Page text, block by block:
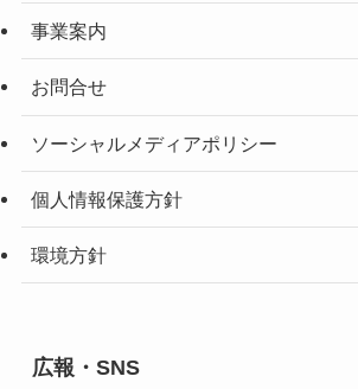
事業案内
お問合せ
ソーシャルメディアポリシー
個人情報保護方針
環境方針
広報・SNS